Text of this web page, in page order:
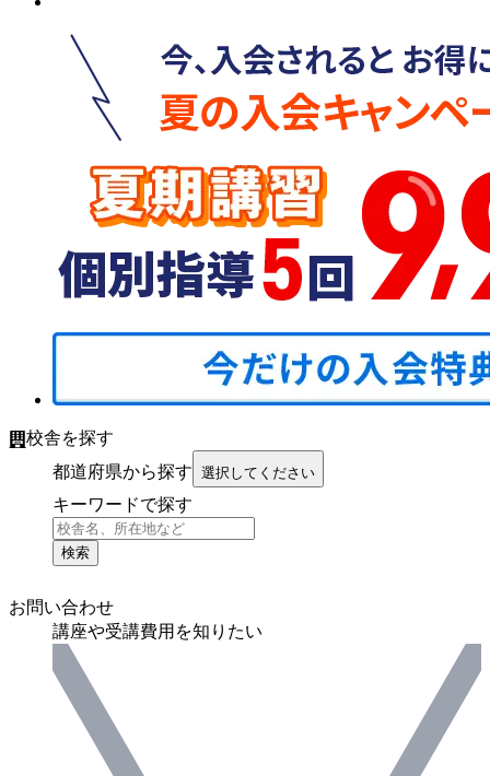
校舎を探す
都道府県から探す 選択してください
キーワードで探す
検索
お問い合わせ
講座や受講費用を知りたい